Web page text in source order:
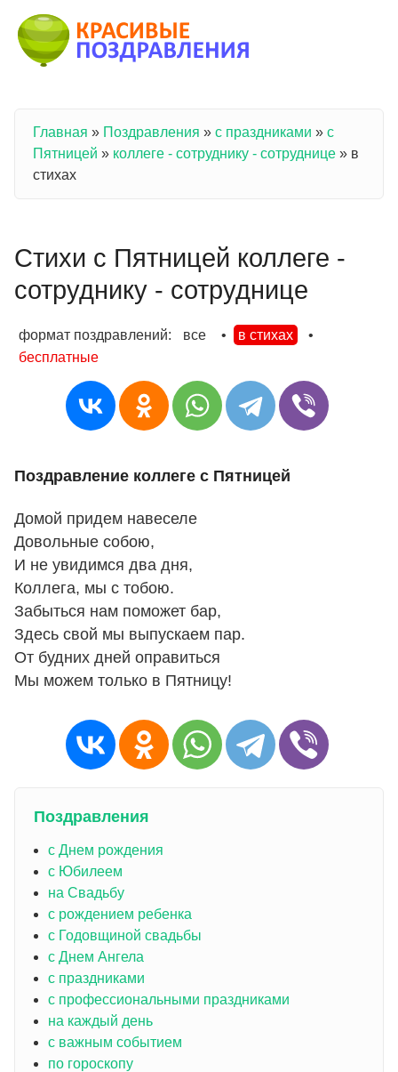
Вы здесь
Главная » Поздравления » с праздниками » с
Пятницей » коллеге - сотруднику - сотруднице » в
стихах
Стихи с Пятницей коллеге -
сотруднику - сотруднице
формат поздравлений: все • в стихах
•
бесплатные
Поздравление коллеге с Пятницей
Домой придем навеселе
Довольные собою,
И не увидимся два дня,
Коллега, мы с тобою.
Забыться нам поможет бар,
Здесь свой мы выпускаем пар.
От будних дней оправиться
Мы можем только в Пятницу!
Поздравления
с Днем рождения
с Юбилеем
на Свадьбу
с рождением ребенка
с Годовщиной свадьбы
с Днем Ангела
с праздниками
с профессиональными праздниками
на каждый день
с важным событием
по гороскопу